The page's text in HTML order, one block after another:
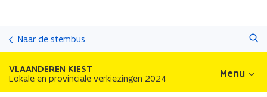
inhoud
Naar de stembus
VLAANDEREN KIEST
Lokale en provinciale verkiezingen 2024 Menu